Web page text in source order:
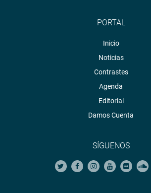
PORTAL
Inicio
Noticias
Contrastes
Agenda
Editorial
Damos Cuenta
SÍGUENOS